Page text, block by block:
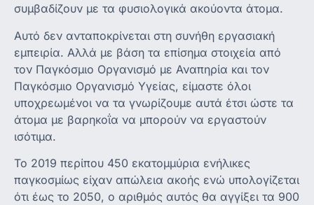
συμβαδίζουν με τα φυσιολογικά ακούοντα άτομα.
Αυτό δεν ανταποκρίνεται στη συνήθη εργασιακή
εμπειρία. Αλλά με βάση τα επίσημα στοιχεία από
τον Παγκόσμιο Οργανισμό με Αναπηρία και τον
Παγκόσμιο Οργανισμό Υγείας, είμαστε όλοι
υποχρεωμένοι να τα γνωρίζουμε αυτά έτσι ώστε τα
άτομα με βαρηκοΐα να μπορούν να εργαστούν
ισότιμα.
Το 2019 περίπου 450 εκατομμύρια ενήλικες
παγκοσμίως είχαν απώλεια ακοής ενώ υπολογίζεται
ότι έως το 2050, ο αριθμός αυτός θα αγγίξει τα 900